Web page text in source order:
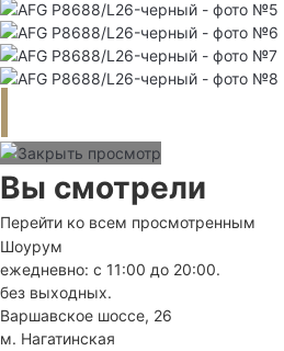
Вы смотрели
Перейти ко всем просмотренным
Шоурум
ежедневно: с 11:00 до 20:00.
без выходных.
Варшавское шоссе, 26
м. Нагатинская